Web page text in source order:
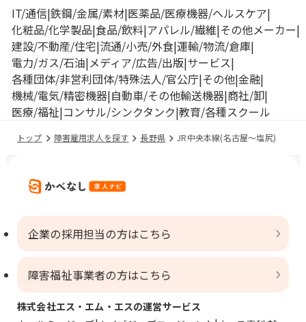
IT/通信 鉄鋼/金属/素材 医薬品/医療機器/ヘルスケア
化粧品/化学製品 食品/飲料 アパレル/繊維 その他メーカー
建設/不動産/住宅 流通/小売/外食 運輸/物流/倉庫
電力/ガス/石油 メディア/広告/出版 サービス
各種団体/非営利団体/特殊法人/官公庁 その他 金融
機械/電気/精密機器 自動車/その他輸送機器 商社/卸
医療/福祉 コンサル/シンクタンク 教育/各種スクール
トップ 障害雇用求人を探す 長野県 JR中央本線(名古屋～塩尻)
企業の採用担当の方はこちら
障害福祉事業者の方はこちら
株式会社エス・エム・エスの運営サービス